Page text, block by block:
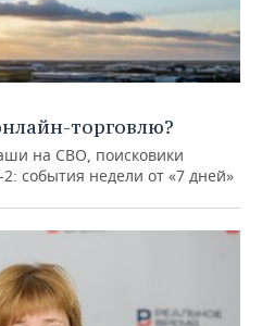
торговлю?
на СВО, поисковики
события недели от «7 дней»